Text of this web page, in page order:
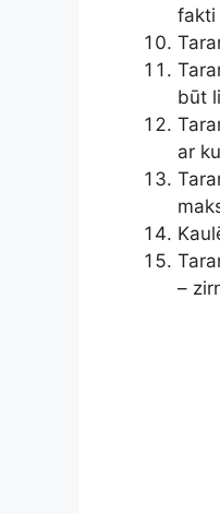
fakti
būt
ar
–